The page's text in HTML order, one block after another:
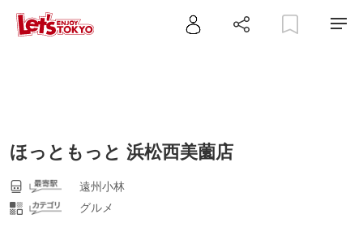
ほっともっと 浜松西美薗店
遠州小林
グルメ